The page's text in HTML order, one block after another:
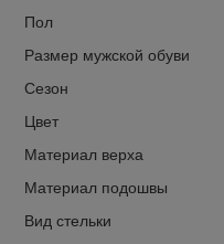
Пол
Размер мужской обуви
Сезон
Цвет
Материал верха
Материал подошвы
Вид стельки